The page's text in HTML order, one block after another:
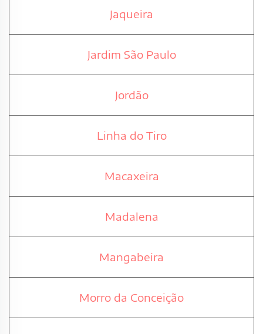
Jaqueira
Jardim São Paulo
Jordão
Linha do Tiro
Macaxeira
Madalena
Mangabeira
Morro da Conceição